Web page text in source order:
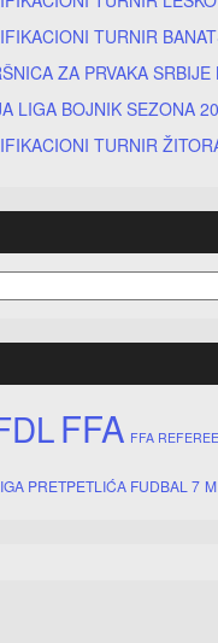
TURNIR
ZA PRVAKA
LIGA BOJNIK SEZONA
TURNIR
FFA FFA
PRETPETLIĆA FUDBAL 7